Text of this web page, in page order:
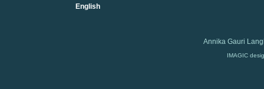
English
Annika Gauri
IMAGIC